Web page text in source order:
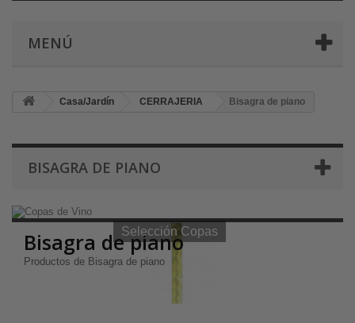
MENÚ
Casa/Jardín CERRAJERIA Bisagra de piano
BISAGRA DE PIANO
Selección Copas de Vino y Champagne
Selección Copas
Bisagra de piano
Productos de Bisagra de piano